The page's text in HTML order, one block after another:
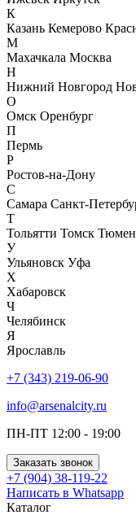
К
Казань Кемерово
М
Махачкала Москва
Н
Нижний Новгород
О
Омск Оренбург
П
Пермь
Р
Ростов-на-Дону
С
Самара Санкт-
Т
Тольятти Томск
У
Ульяновск Уфа
Х
Хабаровск
Ч
Челябинск
Я
Ярославль
+7 (343) 219-06-90
info@arsenalcity.ru
ПН-ПТ 12:00 - 19:00
Заказать звонок
+7 (904) 38-119-22
Написать в Whatsapp
Каталог